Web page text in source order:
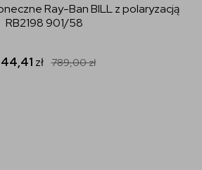
Ray-Ban BILL z polaryzacją
RB2198 901/58
zł 789,00zł